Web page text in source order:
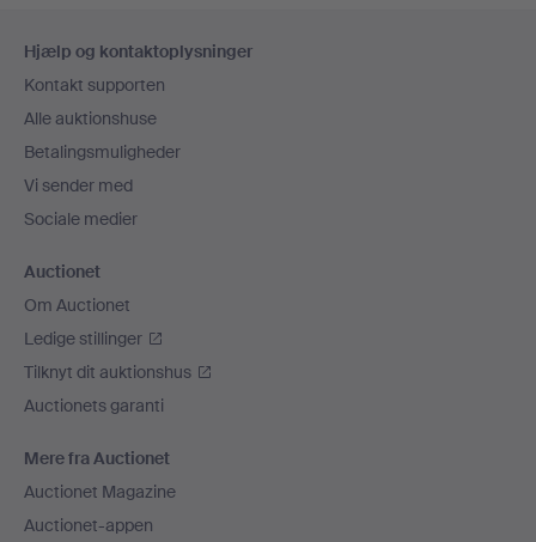
Hjælp og kontaktoplysninger
Kontakt supporten
Alle auktionshuse
Betalingsmuligheder
Vi sender med
Sociale medier
Auctionet
Om Auctionet
Ledige stillinger
Tilknyt dit auktionshus
Auctionets garanti
Mere fra Auctionet
Auctionet Magazine
Auctionet-appen